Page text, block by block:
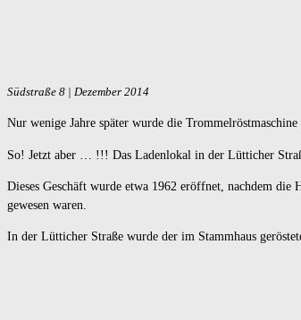
Südstraße 8 | Dezember 2014
Nur wenige Jahre später wurde die Trommelröstmaschine
So! Jetzt aber … !!! Das Ladenlokal in der Lütticher
Dieses Geschäft wurde etwa 1962 eröffnet, nachdem die
gewesen waren.
In der Lütticher Straße wurde der im Stammhaus